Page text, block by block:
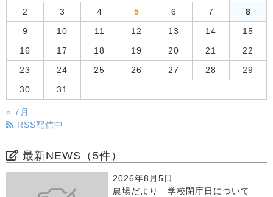
2 3 4 5 6 7 8
9 10 11 12 13 14 15
16 17 18 19 20 21 22
23 24 25 26 27 28 29
30 31
« 7月
RSS配信中
最新NEWS（5件）
2026年8月5日
農場だより 学校閉庁日について